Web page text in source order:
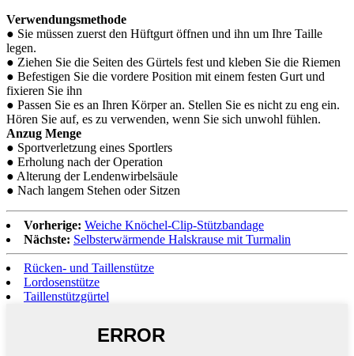
Verwendungsmethode
● Sie müssen zuerst den Hüftgurt öffnen und ihn um Ihre Taille
legen.
● Ziehen Sie die Seiten des Gürtels fest und kleben Sie die Riemen
● Befestigen Sie die vordere Position mit einem festen Gurt und
fixieren Sie ihn
● Passen Sie es an Ihren Körper an. Stellen Sie es nicht zu eng ein.
Hören Sie auf, es zu verwenden, wenn Sie sich unwohl fühlen.
Anzug Menge
● Sportverletzung eines Sportlers
● Erholung nach der Operation
● Alterung der Lendenwirbelsäule
● Nach langem Stehen oder Sitzen
Vorherige: Weiche Knöchel-Clip-Stützbandage
Nächste: Selbsterwärmende Halskrause mit Turmalin
Rücken- und Taillenstütze
Lordosenstütze
Taillenstützgürtel